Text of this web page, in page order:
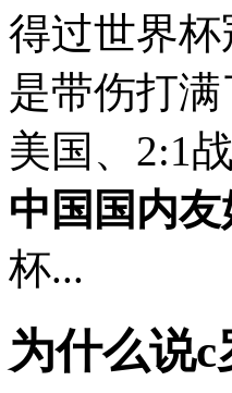
得过世界
是带伤打
美国、2:1
中国国内
杯...
为什么说